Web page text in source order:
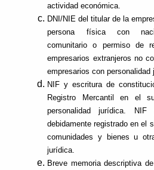
actividad económica.
DNI/NIE del titular de la
persona física con
comunitario o permiso de
empresarios extranjeros no
empresarios con
NIF y escritura de
Registro Mercantil en el
personalidad jurídica.
debidamente registrado en el
comunidades y bienes u
jurídica.
Breve memoria descriptiva